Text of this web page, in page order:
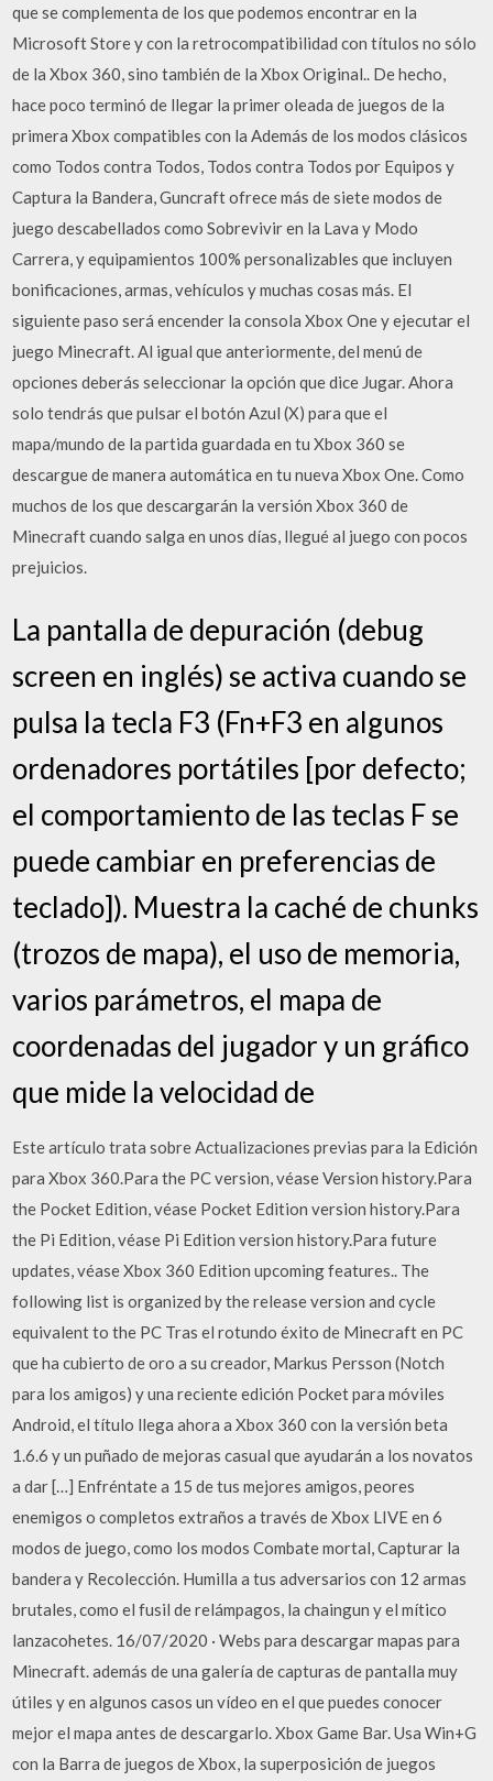
que se complementa de los que podemos encontrar en la
Microsoft Store y con la retrocompatibilidad con títulos no sólo
de la Xbox 360, sino también de la Xbox Original.. De hecho,
hace poco terminó de llegar la primer oleada de juegos de la
primera Xbox compatibles con la Además de los modos clásicos
como Todos contra Todos, Todos contra Todos por Equipos y
Captura la Bandera, Guncraft ofrece más de siete modos de
juego descabellados como Sobrevivir en la Lava y Modo
Carrera, y equipamientos 100% personalizables que incluyen
bonificaciones, armas, vehículos y muchas cosas más. El
siguiente paso será encender la consola Xbox One y ejecutar el
juego Minecraft. Al igual que anteriormente, del menú de
opciones deberás seleccionar la opción que dice Jugar. Ahora
solo tendrás que pulsar el botón Azul (X) para que el
mapa/mundo de la partida guardada en tu Xbox 360 se
descargue de manera automática en tu nueva Xbox One. Como
muchos de los que descargarán la versión Xbox 360 de
Minecraft cuando salga en unos días, llegué al juego con pocos
prejuicios.
La pantalla de depuración (debug
screen en inglés) se activa cuando se
pulsa la tecla F3 (Fn+F3 en algunos
ordenadores portátiles [por defecto;
el comportamiento de las teclas F se
puede cambiar en preferencias de
teclado]). Muestra la caché de chunks
(trozos de mapa), el uso de memoria,
varios parámetros, el mapa de
coordenadas del jugador y un gráfico
que mide la velocidad de
Este artículo trata sobre Actualizaciones previas para la Edición
para Xbox 360.Para the PC version, véase Version history.Para
the Pocket Edition, véase Pocket Edition version history.Para
the Pi Edition, véase Pi Edition version history.Para future
updates, véase Xbox 360 Edition upcoming features.. The
following list is organized by the release version and cycle
equivalent to the PC Tras el rotundo éxito de Minecraft en PC
que ha cubierto de oro a su creador, Markus Persson (Notch
para los amigos) y una reciente edición Pocket para móviles
Android, el título llega ahora a Xbox 360 con la versión beta
1.6.6 y un puñado de mejoras casual que ayudarán a los novatos
a dar […] Enfréntate a 15 de tus mejores amigos, peores
enemigos o completos extraños a través de Xbox LIVE en 6
modos de juego, como los modos Combate mortal, Capturar la
bandera y Recolección. Humilla a tus adversarios con 12 armas
brutales, como el fusil de relámpagos, la chaingun y el mítico
lanzacohetes. 16/07/2020 · Webs para descargar mapas para
Minecraft. además de una galería de capturas de pantalla muy
útiles y en algunos casos un vídeo en el que puedes conocer
mejor el mapa antes de descargarlo. Xbox Game Bar. Usa Win+G
con la Barra de juegos de Xbox, la superposición de juegos